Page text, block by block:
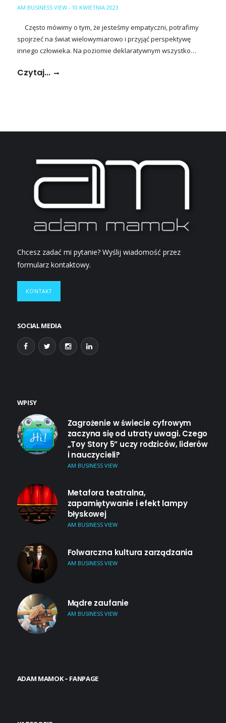
AM BUSINESS VIEW - 10 KWIETNIA 2023
Często mówimy o tym, że jesteśmy empatyczni, potrafimy
spojrzeć na świat wielowymiarowo i przyjąć perspektywę
innego człowieka. Na poziomie deklaratywnym wszystko…
Czytaj...
Chcesz zadać mi pytanie? Wyślij wiadomość przez
formularz kontaktowy.
KONTAKT
SOCIAL MEDIA
WPISY
Zagrożenie w świecie cyfrowym
zaczyna się od utraty uwagi. Czego
„Toy Story 5” uczy rodziców, liderów
i nauczycieli?
AM BUSINESS VIEW
Metafora teatralna,
zapamiętywanie i efekt lampy
błyskowej
AM BUSINESS VIEW
Folwarczna kultura zarządzania
AM BUSINESS VIEW
Mądre zaufanie
AM BUSINESS VIEW
ADAM MAMOK – FANPAGE